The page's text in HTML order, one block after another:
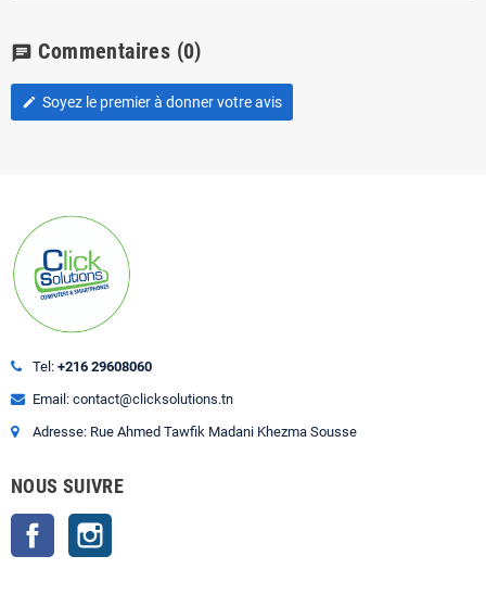
chat Commentaires (0)
edit Soyez le premier à donner votre avis
Tel: +216 29608060
Email: contact@clicksolutions.tn
Adresse: Rue Ahmed Tawfik Madani Khezma Sousse
NOUS SUIVRE
Facebook